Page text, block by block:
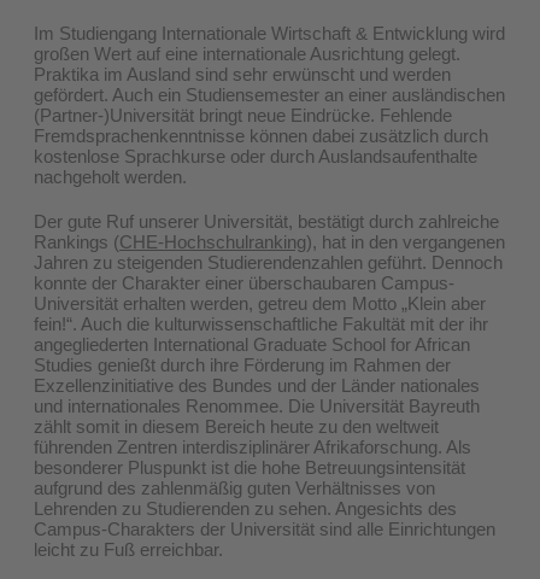
Im Studiengang Internationale Wirtschaft & Entwicklung wird
großen Wert auf eine internationale Ausrichtung gelegt.
Praktika im Ausland sind sehr erwünscht und werden
gefördert. Auch ein Studiensemester an einer ausländischen
(Partner-)Universität bringt neue Eindrücke. Fehlende
Fremdsprachenkenntnisse können dabei zusätzlich durch
kostenlose Sprachkurse oder durch Auslandsaufenthalte
nachgeholt werden.
Der gute Ruf unserer Universität, bestätigt durch zahlreiche
Rankings (CHE-Hochschulranking), hat in den vergangenen
Jahren zu steigenden Studierendenzahlen geführt. Dennoch
konnte der Charakter einer überschaubaren Campus-
Universität erhalten werden, getreu dem Motto „Klein aber
fein!“. Auch die kulturwissenschaftliche Fakultät mit der ihr
angegliederten International Graduate School for African
Studies genießt durch ihre Förderung im Rahmen der
Exzellenzinitiative des Bundes und der Länder nationales
und internationales Renommee. Die Universität Bayreuth
zählt somit in diesem Bereich heute zu den weltweit
führenden Zentren interdisziplinärer Afrikaforschung. Als
besonderer Pluspunkt ist die hohe Betreuungsintensität
aufgrund des zahlenmäßig guten Verhältnisses von
Lehrenden zu Studierenden zu sehen. Angesichts des
Campus-Charakters der Universität sind alle Einrichtungen
leicht zu Fuß erreichbar.